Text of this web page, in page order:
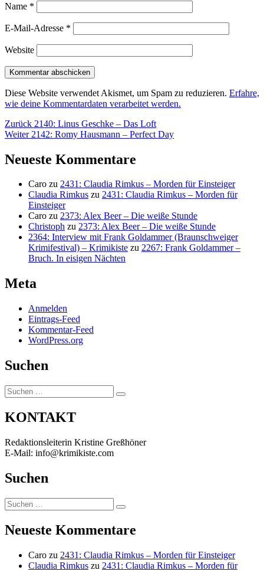
Name *
E-Mail-Adresse *
Website
Diese Website verwendet Akismet, um Spam zu reduzieren. Erfahre,
wie deine Kommentardaten verarbeitet werden.
Beitragsnavigation
Zurück Vorheriger
Beitrag:
2140: Linus Geschke – Das Loft
Weiter Nächster
2142: Romy Hausmann – Perfect Day
Neueste Kommentare
Caro zu 2431: Claudia Rimkus – Morden für Einsteiger
Claudia Rimkus zu 2431: Claudia Rimkus – Morden für
Einsteiger
Caro zu 2373: Alex Beer – Die weiße Stunde
Christoph zu 2373: Alex Beer – Die weiße Stunde
2364: Interview mit Frank Goldammer (Braunschweiger
Krimifestival) – Krimikiste zu 2267: Frank Goldammer –
Bruch. In eisigen Nächten
Meta
Anmelden
Eintrags-Feed
Kommentar-Feed
WordPress.org
Suchen
Suchen
nach:
Suchen
KONTAKT
Redaktionsleiterin Kristine Greßhöner
E-Mail: info@krimikiste.com
Suchen
Suchen
nach:
Suchen
Neueste Kommentare
Caro zu 2431: Claudia Rimkus – Morden für Einsteiger
Claudia Rimkus zu 2431: Claudia Rimkus – Morden für